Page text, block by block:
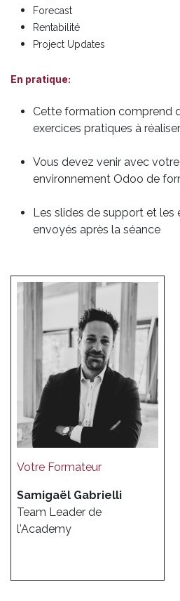
Forecast
Rentabilité
Project Updates
En pratique:
Cette formation comprend
exercices pratiques à
Vous devez venir avec
environnement Odoo de
Les slides de support et les
envoyés après la séance
Votre Formateur
Samigaël Gabrielli
Team Leader de
l'Academy